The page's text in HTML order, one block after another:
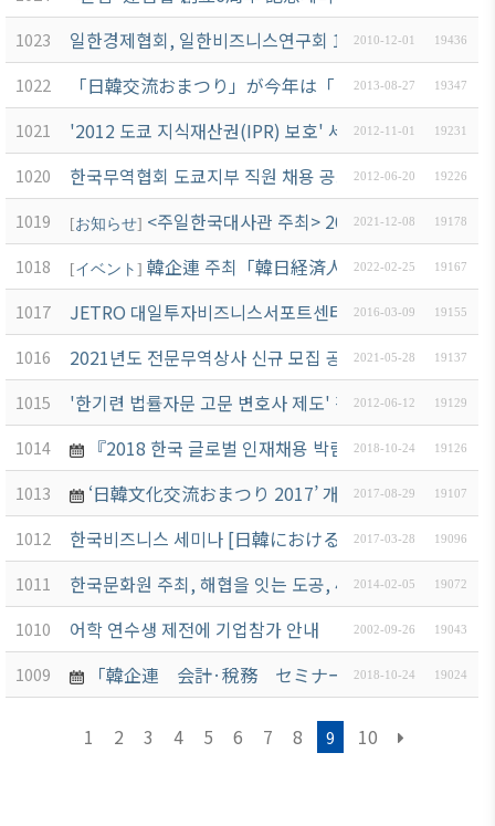
定款
組織
図
アクセ
ス
韓国
貿易
協会
東京
支部
ウェ
ブアク
セシ
ビリ
ティ方
針
会員社
総覧
法律相
談
FAQ
お問い
合わせ
会員社
からの
お知ら
せ
会員社
インタ
ビュ
ー/寄
稿
韓企連
ニュー
スレタ
ー
日本生
活・便
利情報
関連機
関
サイト
マップ
1023 일한경제협회, 일한비즈니스연구회 12월 3일 개최(주제
2010-12-01 19436
1022 「日韓交流おまつり」が今年は「日比谷公園」にや
2013-08-27 19347
1021 '2012 도쿄 지식재산권(IPR) 보호' 세미나 開催 案內
2012-11-01 19231
1020 한국무역협회 도쿄지부 직원 채용 공고 2012-06-20 19226
1019 [お知らせ] <주일한국대사관 주최> 2021 한일경제포럼 개
2021-12-08 19178
1018 [イベント] 韓企連 주최「韓日経済人交流の夕べ」참가
2022-02-25 19167
1017 JETRO 대일투자비즈니스서포트센터(IBSC) 안내
2016-03-09 19155
1016 2021년도 전문무역상사 신규 모집 공고2021-05-28 19137
1015 '한기련 법률자문 고문 변호사 제도' 활용 요청
2012-06-12 19129
1014 『2018 한국 글로벌 인재채용 박람회』 개최 안내
2018-10-24 19126
1013 ‘日韓文化交流おまつり 2017’ 개최 안내 (2017-
2017-08-29 19107
1012 한국비즈니스 세미나 [⽇韓における新産業協⼒モデル
2017-03-28 19096
1011 한국문화원 주최, 해협을 잇는 도공, 400년의 여행－이
2014-02-05 19072
1010 어학 연수생 제전에 기업참가 안내 2002-09-26 19043
1009 「韓企連 会計·稅務 セミナー」 참가 案内
2018-10-24 19024
1 2 3 4 5 6 7 8 9 10